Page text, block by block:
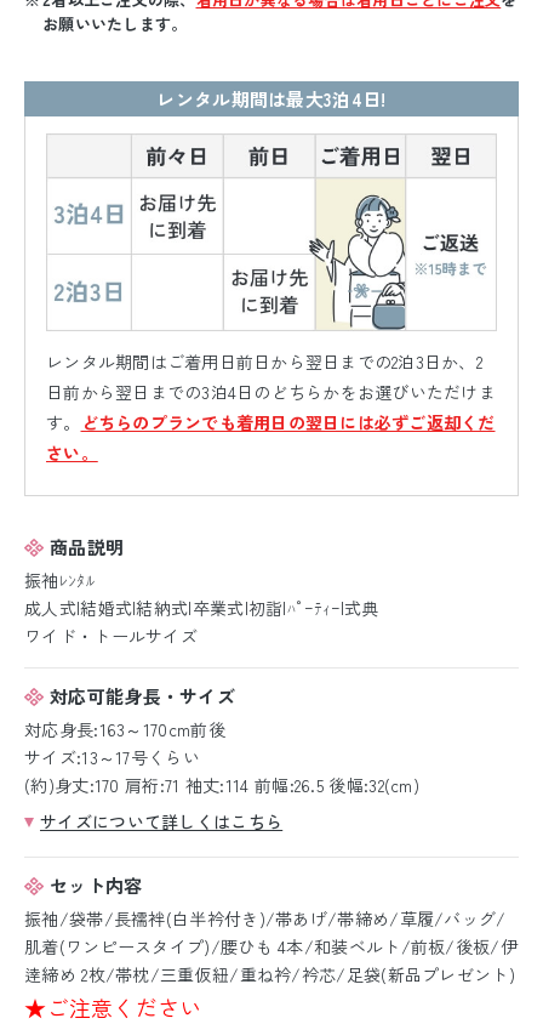
お願いいたします。
レンタル期間は最大3泊4日!
レンタル期間はご着用日前日から翌日までの2泊3日か、2
日前から翌日までの3泊4日のどちらかをお選びいただけま
す。
どちらのプランでも着用日の翌日には必ずご返却くだ
さい。
商品説明
振袖ﾚﾝﾀﾙ
成人式|結婚式|結納式|卒業式|初詣|ﾊﾟｰﾃｨｰ|式典
ワイド・トールサイズ
対応可能身長・サイズ
対応身長:163～170cm前後
サイズ:13～17号くらい
(約)身丈:170 肩裄:71 袖丈:114 前幅:26.5 後幅:32(cm)
サイズについて詳しくはこちら
セット内容
振袖/袋帯/長襦袢(白半衿付き)/帯あげ/帯締め/草履/バッグ/
肌着(ワンピースタイプ)/腰ひも 4本/和装ベルト/前板/後板/伊
逹締め 2枚/帯枕/三重仮紐/重ね衿/衿芯/足袋(新品プレゼント)
★ご注意ください